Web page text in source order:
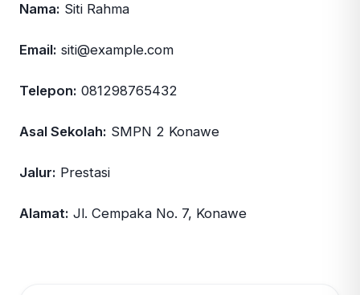
Nama: Siti Rahma
Email: siti@example.com
Telepon: 081298765432
Asal Sekolah: SMPN 2 Konawe
Jalur: Prestasi
Alamat: Jl. Cempaka No. 7, Konawe